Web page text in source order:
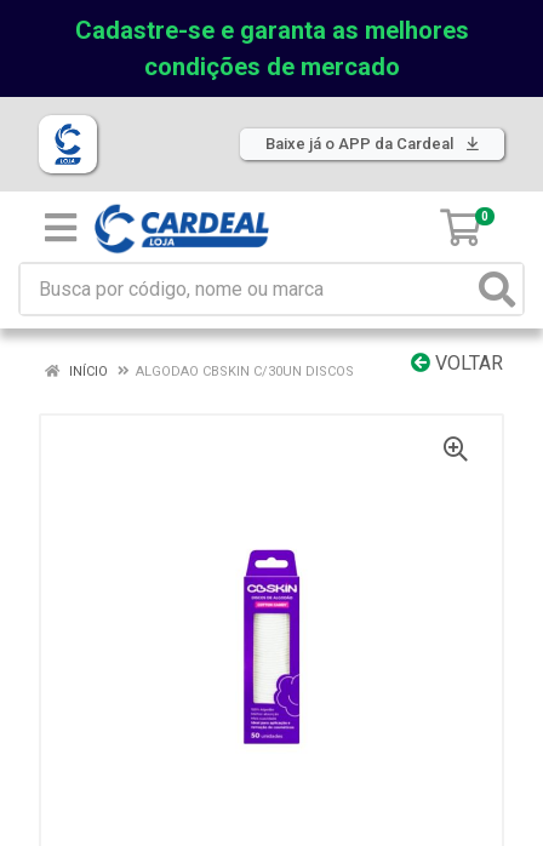
Cadastre-se e garanta as melhores
condições de mercado
Baixe já o APP da Cardeal
0
VOLTAR
INÍCIO ALGODAO CBSKIN C/30UN DISCOS